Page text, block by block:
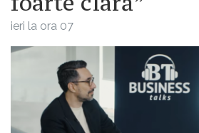
ieri la ora 07